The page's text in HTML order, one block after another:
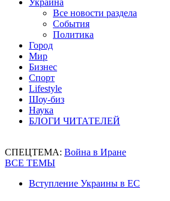
Украина
Все новости раздела
События
Политика
Город
Мир
Бизнес
Спорт
Lifestyle
Шоу-биз
Наука
БЛОГИ ЧИТАТЕЛЕЙ
СПЕЦТЕМА: Война в Иране
ВСЕ ТЕМЫ
Вступление Украины в ЕС